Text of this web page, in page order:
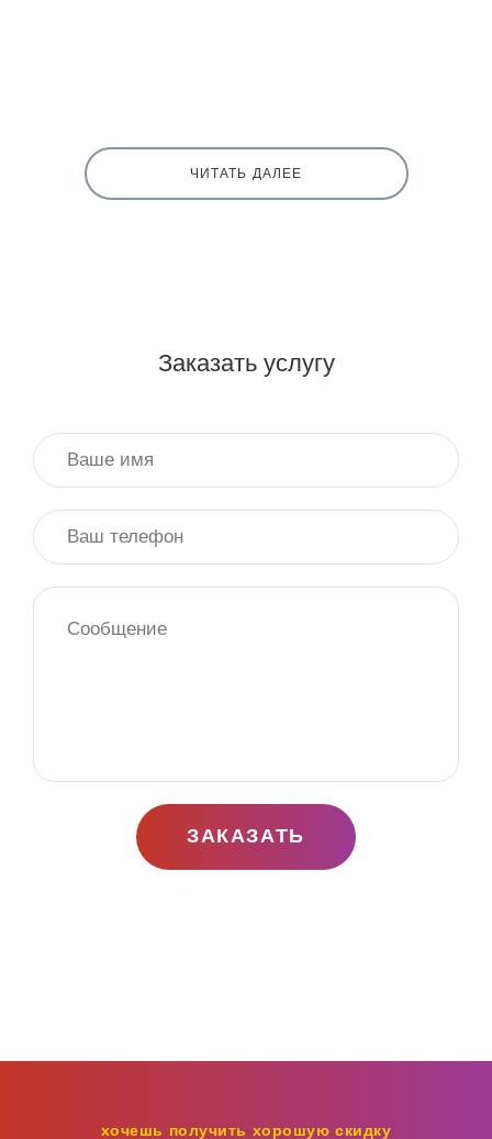
ЧИТАТЬ ДАЛЕЕ
Заказать услугу
ЗАКАЗАТЬ
хочешь получить хорошую скидку